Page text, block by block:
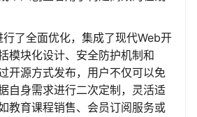
了全面优化，集成了现代Web开
模块化设计、安全防护机制和
开源方式发布，用户不仅可以免
自身需求进行二次定制，灵活适
教育课程销售、会员订阅服务或